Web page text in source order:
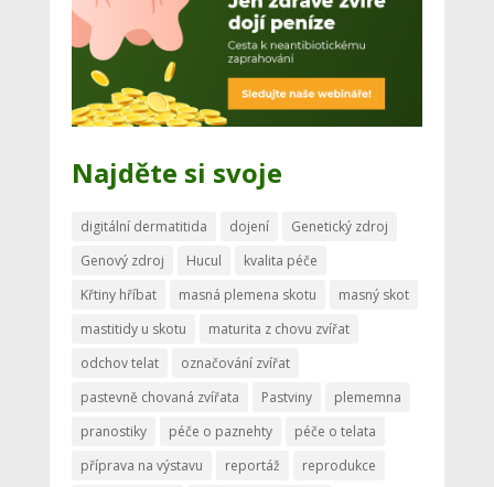
Najděte si svoje
digitální dermatitida dojení
Genetický zdroj
Genový zdroj
Hucul
kvalita péče
Křtiny hříbat
masná plemena skotu
masný skot
mastitidy u skotu
maturita z chovu zvířat
odchov telat
označování zvířat
pastevně chovaná zvířata
Pastviny
plememna
pranostiky
péče o paznehty
péče o telata
příprava na výstavu
reportáž reprodukce